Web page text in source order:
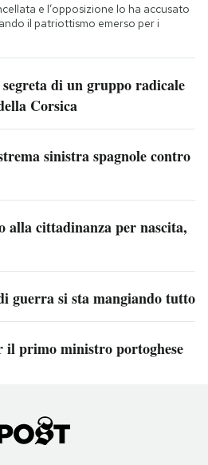
e l’opposizione lo ha accusato
il patriottismo emerso per i
di un gruppo radicale
Corsica
sinistra spagnole contro
cittadinanza per nascita,
guerra si sta mangiando tutto
il primo ministro portoghese